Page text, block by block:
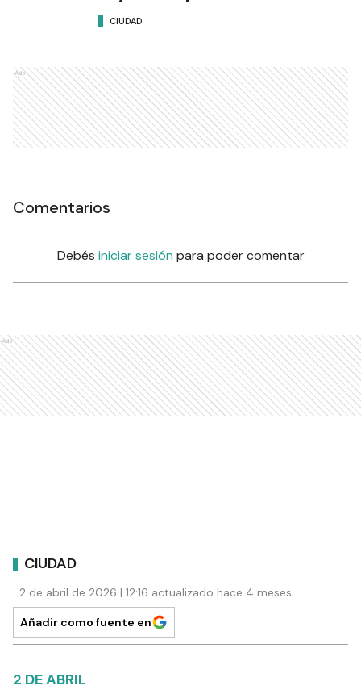
CIUDAD
Ads
Comentarios
Debés iniciar sesión para poder comentar
Ads
CIUDAD
2 de abril de 2026 | 12:16 actualizado hace 4 meses
Añadir como fuente en
2 DE ABRIL